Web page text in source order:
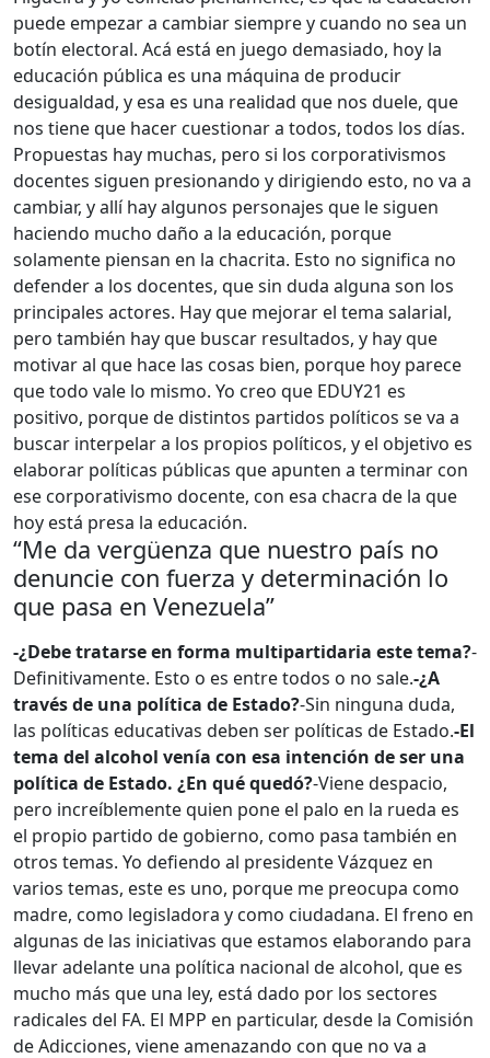
puede empezar a cambiar siempre y cuando no sea un
botín electoral. Acá está en juego demasiado, hoy la
educación pública es una máquina de producir
desigualdad, y esa es una realidad que nos duele, que
nos tiene que hacer cuestionar a todos, todos los días.
Propuestas hay muchas, pero si los corporativismos
docentes siguen presionando y dirigiendo esto, no va a
cambiar, y allí hay algunos personajes que le siguen
haciendo mucho daño a la educación, porque
solamente piensan en la chacrita. Esto no significa no
defender a los docentes, que sin duda alguna son los
principales actores. Hay que mejorar el tema salarial,
pero también hay que buscar resultados, y hay que
motivar al que hace las cosas bien, porque hoy parece
que todo vale lo mismo. Yo creo que EDUY21 es
positivo, porque de distintos partidos políticos se va a
buscar interpelar a los propios políticos, y el objetivo es
elaborar políticas públicas que apunten a terminar con
ese corporativismo docente, con esa chacra de la que
hoy está presa la educación.
“Me da vergüenza que nuestro país no
denuncie con fuerza y determinación lo
que pasa en Venezuela”
-¿Debe tratarse en forma multipartidaria este tema?-
Definitivamente. Esto o es entre todos o no sale.-¿A
través de una política de Estado?-Sin ninguna duda,
las políticas educativas deben ser políticas de Estado.-El
tema del alcohol venía con esa intención de ser una
política de Estado. ¿En qué quedó?-Viene despacio,
pero increíblemente quien pone el palo en la rueda es
el propio partido de gobierno, como pasa también en
otros temas. Yo defiendo al presidente Vázquez en
varios temas, este es uno, porque me preocupa como
madre, como legisladora y como ciudadana. El freno en
algunas de las iniciativas que estamos elaborando para
llevar adelante una política nacional de alcohol, que es
mucho más que una ley, está dado por los sectores
radicales del FA. El MPP en particular, desde la Comisión
de Adicciones, viene amenazando con que no va a